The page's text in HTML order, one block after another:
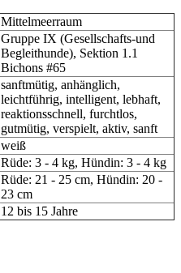
Mittelmeerraum
Gruppe IX (Gesellschafts-und
Begleithunde), Sektion 1.1
Bichons #65
sanftmütig, anhänglich,
leichtführig, intelligent, lebhaft,
reaktionsschnell, furchtlos,
gutmütig, verspielt, aktiv, sanft
weiß
Rüde: 3 - 4 kg, Hündin: 3 - 4 kg
Rüde: 21 - 25 cm, Hündin: 20 -
23 cm
12 bis 15 Jahre